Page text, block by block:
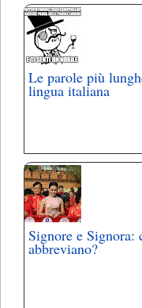
Le parole più
lingua italiana
Signore e Signora:
abbreviano?